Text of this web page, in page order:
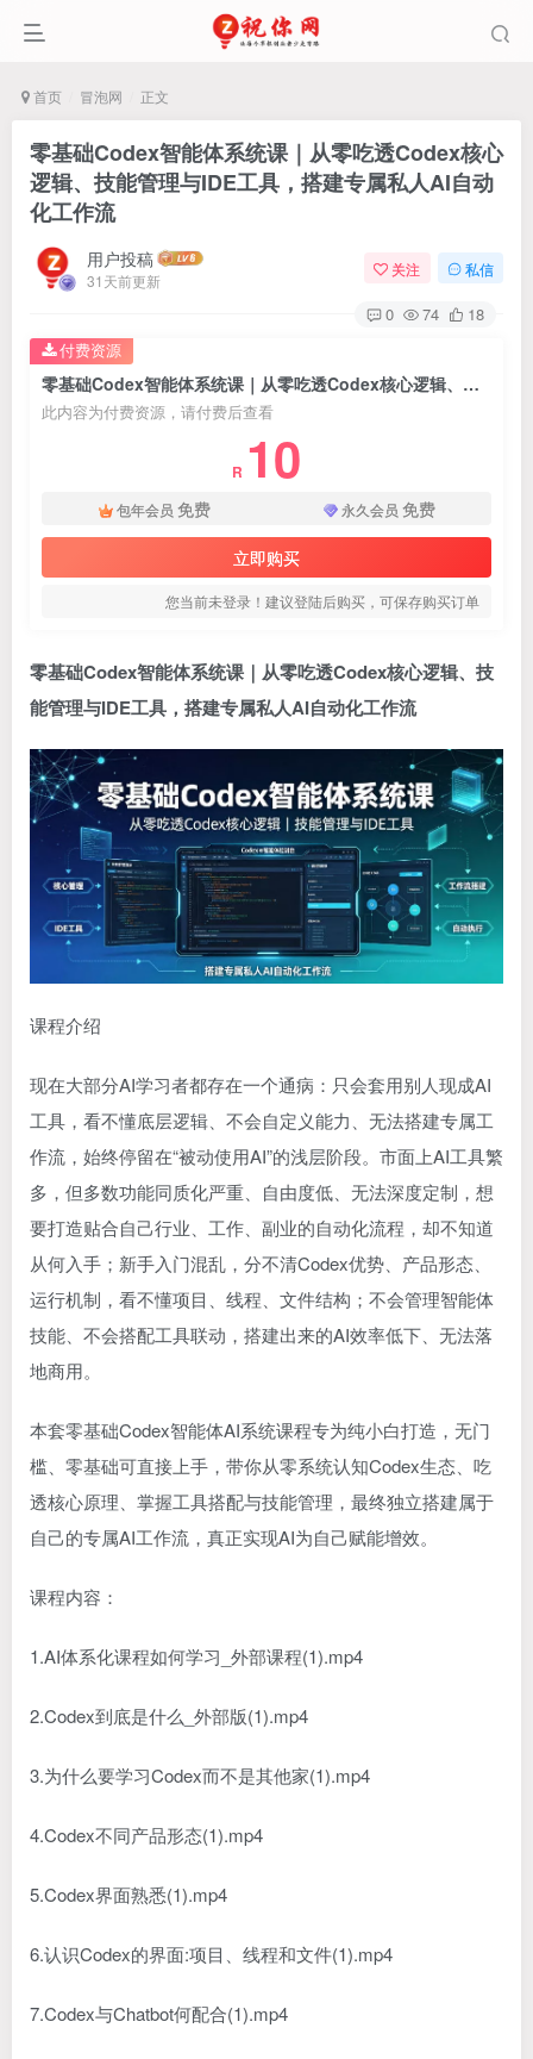
首页 冒泡网 正文
零基础Codex智能体系统课｜从零吃透Codex核心
逻辑、技能管理与IDE工具，搭建专属私人AI自动
化工作流
用户投稿
31天前更新
关注 私信
0 74 18
零基础Codex智能体系统课｜从零吃透Codex核心逻辑、技能管理与IDE工具，搭建专属私人AI自动化工作流
此内容为付费资源，请付费后查看
R 10
包年会员 免费 永久会员 免费
立即购买
您当前未登录！建议登陆后购买，可保存购买订单
付费资源
零基础Codex智能体系统课 ｜从零吃透Codex核心逻辑、技
能管理与IDE工具，搭建专属私人AI自动化工作流
课程介绍
现在大部分AI学习者都存在一个通病：只会套用别人现成AI
工具，看不懂底层逻辑、不会自定义能力、无法搭建专属工
作流，始终停留在“被动使用AI”的浅层阶段。市面上AI工具繁
多，但多数功能同质化严重、自由度低、无法深度定制，想
要打造贴合自己行业、工作、副业的自动化流程，却不知道
从何入手；新手入门混乱，分不清Codex优势、产品形态、
运行机制，看不懂项目、线程、文件结构；不会管理智能体
技能、不会搭配工具联动，搭建出来的AI效率低下、无法落
地商用。
本套零基础Codex智能体AI系统课程专为纯小白打造，无门
槛、零基础可直接上手，带你从零系统认知Codex生态、吃
透核心原理、掌握工具搭配与技能管理，最终独立搭建属于
自己的专属AI工作流，真正实现AI为自己赋能增效。
课程内容：
1.AI体系化课程如何学习_外部课程(1).mp4
2.Codex到底是什么_外部版(1).mp4
3.为什么要学习Codex而不是其他家(1).mp4
4.Codex不同产品形态(1).mp4
5.Codex界面熟悉(1).mp4
6.认识Codex的界面:项目、线程和文件(1).mp4
7.Codex与Chatbot何配合(1).mp4